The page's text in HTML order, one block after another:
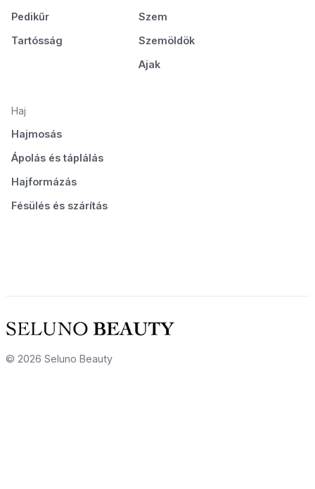
Pedikűr
Tartósság
Szem
Szemöldök
Ajak
Haj
Hajmosás
Ápolás és táplálás
Hajformázás
Fésülés és szárítás
© 2026 Seluno Beauty